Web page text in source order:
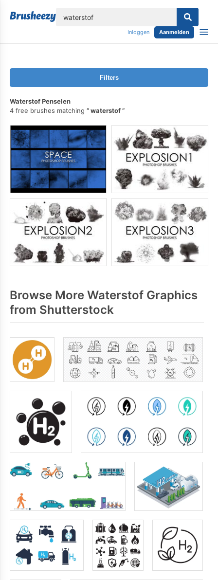
Inloggen Aanmelden
Filters
Waterstof Penselen
4 free brushes matching
waterstof
Browse More Waterstof Graphics
from Shutterstock